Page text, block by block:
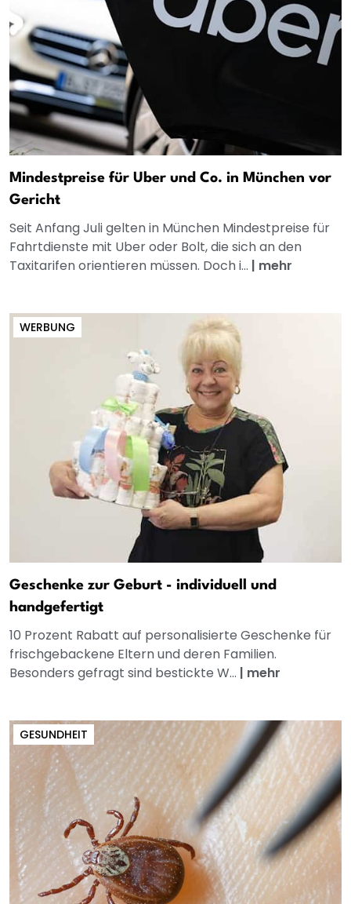
Mindestpreise für Uber und Co. in München vor
Gericht
Seit Anfang Juli gelten in München Mindestpreise für
Fahrtdienste mit Uber oder Bolt, die sich an den
Taxitarifen orientieren müssen. Doch i... | mehr
WERBUNG
Geschenke zur Geburt - individuell und
handgefertigt
10 Prozent Rabatt auf personalisierte Geschenke für
frischgebackene Eltern und deren Familien.
Besonders gefragt sind bestickte W... | mehr
GESUNDHEIT